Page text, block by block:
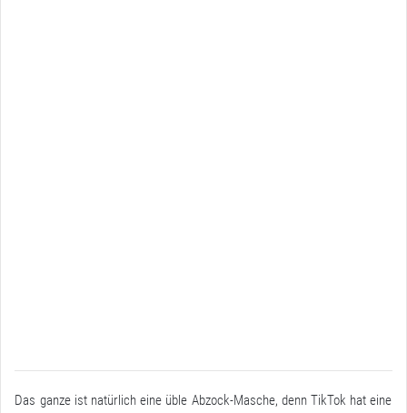
Das ganze ist natürlich eine üble Abzock-Masche, denn TikTok hat eine